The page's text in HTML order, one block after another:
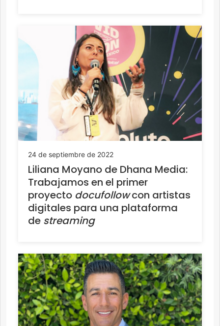
24 de septiembre de 2022
Liliana Moyano de Dhana Media:
Trabajamos en el primer
proyecto docufollowcon artistas
digitales para una plataforma
de streaming